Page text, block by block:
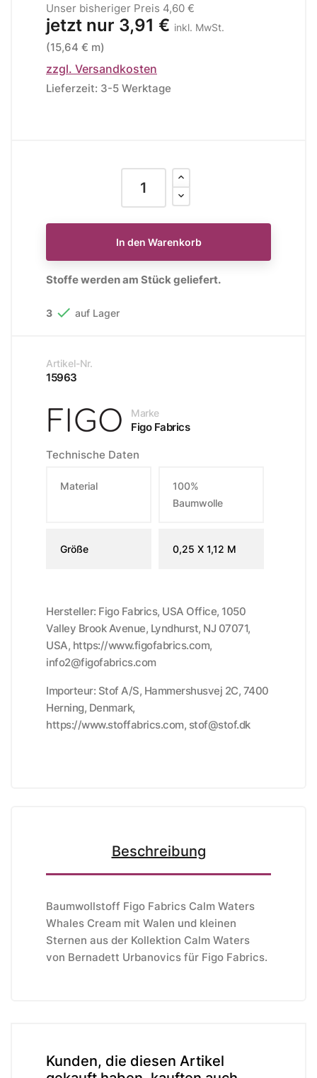
Unser bisheriger Preis 4,60 €
jetzt nur 3,91 € inkl. MwSt.
(15,64 € m)
zzgl. Versandkosten
Lieferzeit: 3-5 Werktage
In den Warenkorb
Stoffe werden am Stück geliefert.
3  auf Lager
Artikel-Nr.
15963
Marke
Figo Fabrics
Technische Daten
Material
100%
Baumwolle
Größe 0,25 X 1,12 M
Hersteller: Figo Fabrics, USA Office, 1050
Valley Brook Avenue, Lyndhurst, NJ 07071,
USA, https://www.figofabrics.com,
info2@figofabrics.com
Importeur: Stof A/S, Hammershusvej 2C, 7400
Herning, Denmark,
https://www.stoffabrics.com, stof@stof.dk
Beschreibung
Baumwollstoff Figo Fabrics Calm Waters
Whales Cream mit Walen und kleinen
Sternen aus der Kollektion Calm Waters
von Bernadett Urbanovics für Figo Fabrics.
Kunden, die diesen Artikel